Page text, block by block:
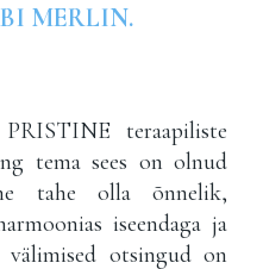
MERLIN.
teraapiliste
tema sees on olnud
tahe olla õnnelik,
iseendaga ja
välimised otsingud on